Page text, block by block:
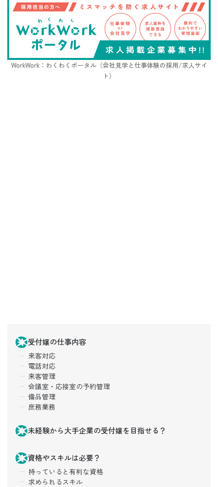
WorkWork：わくわくポータル（会社見学と仕事体験の採用/求人サイ
ト）
受付嬢の仕事内容
来客対応
電話対応
来客管理
会議室・応接室の予約管理
備品管理
庶務業務
未経験から大手企業の受付嬢を目指せる？
資格やスキルは必要？
持っていると有利な資格
求められるスキル